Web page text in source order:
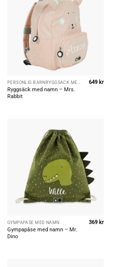
Ryggsäck med namn – Mrs.
Rabbit
649kr
GYMPAPÅSE MED NAMN
Gympapåse med namn – Mr.
Dino
369 kr